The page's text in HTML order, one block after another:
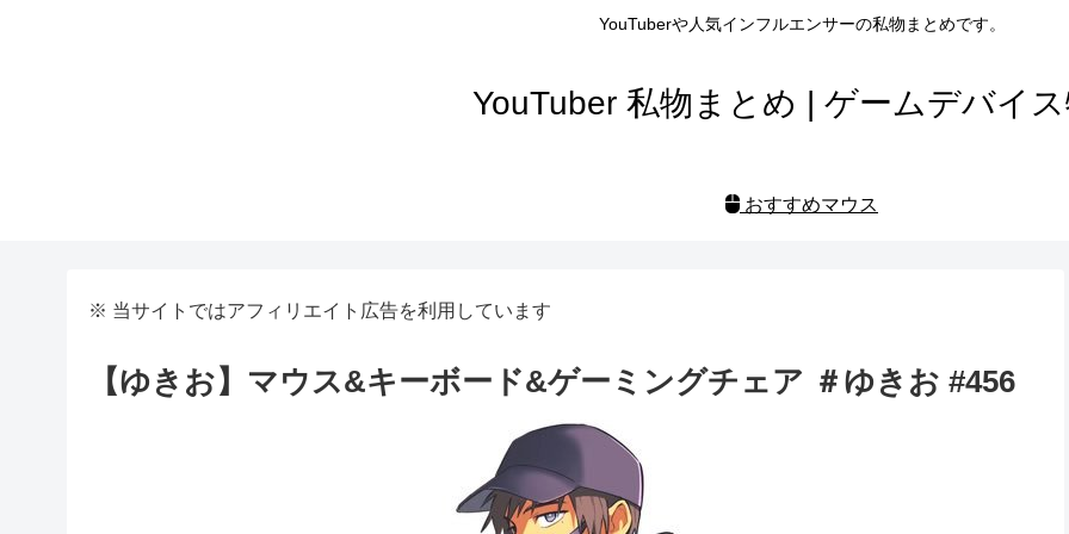
YouTuberや人気インフルエンサーの私物まとめです。
YouTuber 私物まとめ | ゲームデバイ
おすすめマウス
※ 当サイトではアフィリエイト広告を利用しています
【ゆきお】マウス&キーボード&ゲーミングチェア ＃ゆきお #456